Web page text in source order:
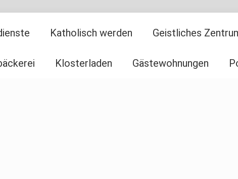
Katholisch werden Geistliches
Klosterladen Gästewohnungen